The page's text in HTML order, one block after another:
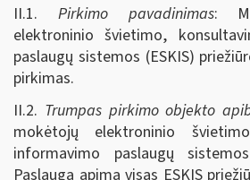
II.1. Pirkimo pavadinimas:
elektroninio švietimo,
paslaugų sistemos (ESKIS)
pirkimas.
II.2. Trumpas pirkimo objekto
mokėtojų elektroninio
informavimo paslaugų
Paslauga apima visas ESKIS